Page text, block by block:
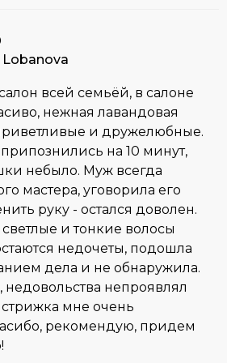
всей семьёй, в салоне
нежная лавандовая
и дружелюбные.
на 10 минут,
небыло. Муж всегда
мастера, уговорила его
руку - остался доволен.
и тонкие волосы
недочеты, подошла
дела и не обнаружила.
непроявлял
мне очень
рекомендую, придем